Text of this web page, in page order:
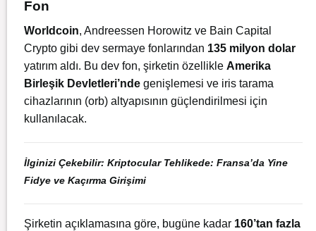
Fon
Worldcoin, Andreessen Horowitz ve Bain Capital
Crypto gibi dev sermaye fonlarından 135 milyon dolar
yatırım aldı. Bu dev fon, şirketin özellikle Amerika
Birleşik Devletleri’nde genişlemesi ve iris tarama
cihazlarının (orb) altyapısının güçlendirilmesi için
kullanılacak.
İlginizi Çekebilir: Kriptocular Tehlikede: Fransa’da Yine
Fidye ve Kaçırma Girişimi
Şirketin açıklamasına göre, bugüne kadar 160’tan fazla